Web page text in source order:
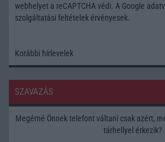
webhelyet a reCAPTCHA védi. A Google
szolgáltatási feltételek érvényesek.
Korábbi hírlevelek
SZAVAZÁS
Megérné Önnek telefont váltani csak azért,
tárhellyel érkezik?